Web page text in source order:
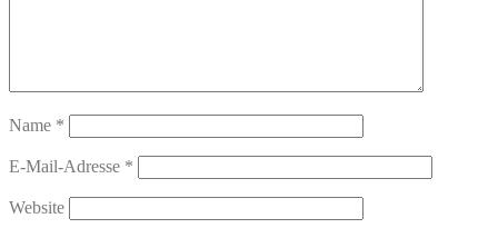
Name *
E-Mail-Adresse *
Website